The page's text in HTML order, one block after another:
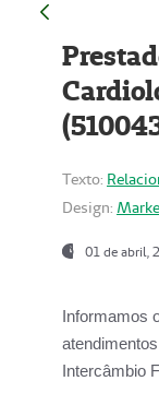
Texto:
Design:
01 de abril,
Informamos
Intercâmbio